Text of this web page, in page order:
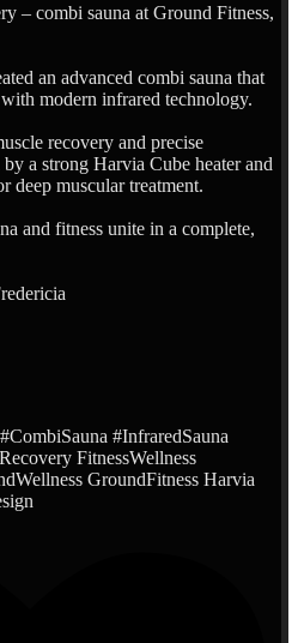
– combi sauna at Ground Fitness,
an advanced combi sauna that
modern infrared technology.
recovery and precise
a strong Harvia Cube heater and
deep muscular treatment.
and fitness unite in a complete,
#InfraredSauna
FitnessWellness
GroundFitness Harvia